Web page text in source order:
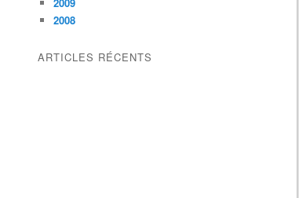
2008
ARTICLES RÉCENTS